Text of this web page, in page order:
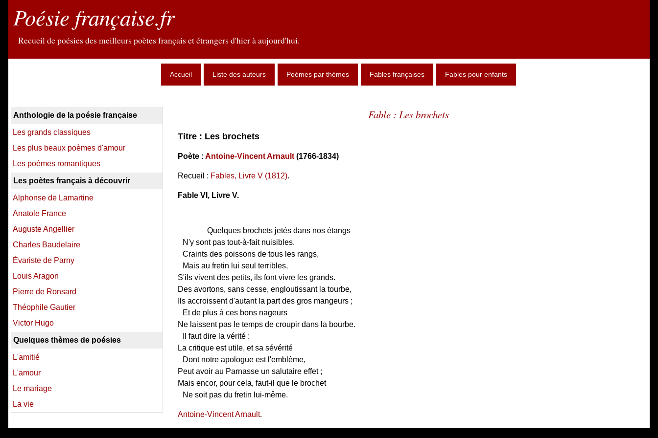
Poésie française.fr
Recueil de poésies des meilleurs poètes français et étrangers d'hier à aujourd'hui.
Accueil Liste des auteurs Poèmes par thèmes Fables françaises Fables pour enfants
Fable : Les brochets
Titre : Les brochets
Poète : Antoine-Vincent Arnault (1766-1834)
Recueil : Fables, Livre V (1812).
Fable VI, Livre V.
Quelques brochets jetés dans nos étangs
N'y sont pas tout-à-fait nuisibles.
Craints des poissons de tous les rangs,
Mais au fretin lui seul terribles,
S'ils vivent des petits, ils font vivre les grands.
Des avortons, sans cesse, engloutissant la tourbe,
Ils accroissent d'autant la part des gros mangeurs ;
Et de plus à ces bons nageurs
Ne laissent pas le temps de croupir dans la bourbe.
Il faut dire la vérité :
La critique est utile, et sa sévérité
Dont notre apologue est l'emblème,
Peut avoir au Parnasse un salutaire effet ;
Mais encor, pour cela, faut-il que le brochet
Ne soit pas du fretin lui-même.
Antoine-Vincent Arnault.
Anthologie de la poésie française
Les grands classiques
Les plus beaux poèmes d'amour
Les poèmes romantiques
Les poètes français à découvrir
Alphonse de Lamartine
Anatole France
Auguste Angellier
Charles Baudelaire
Évariste de Parny
Louis Aragon
Pierre de Ronsard
Théophile Gautier
Victor Hugo
Quelques thèmes de poésies
L'amitié
L'amour
Le mariage
La vie